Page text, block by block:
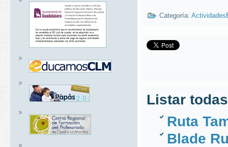
Categoría:
Listar
Ruta
Blade